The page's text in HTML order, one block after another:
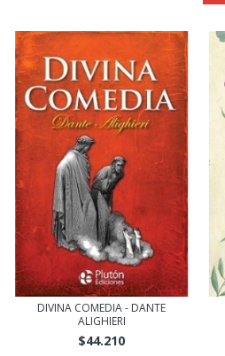
DIVINA COMEDIA - DANTE
ALIGHIERI
$44.210